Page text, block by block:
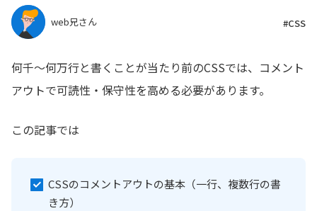
web兄さん #CSS
何千〜何万行と書くことが当たり前のCSSでは、コメント
アウトで可読性・保守性を高める必要があります。
この記事では
CSSのコメントアウトの基本（一行、複数行の書
き方）